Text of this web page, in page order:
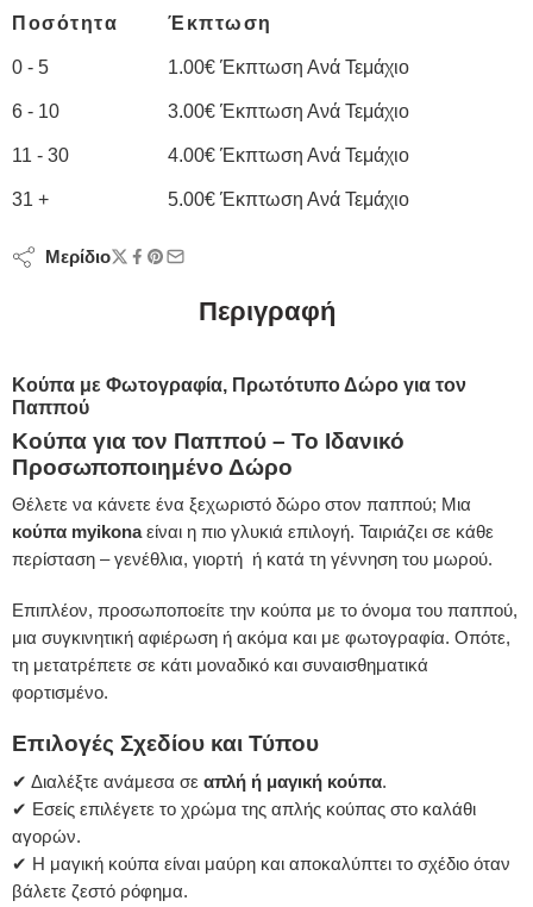
Ποσότητα Έκπτωση
0 - 5 1.00€ Έκπτωση Ανά Τεμάχιο
6 - 10 3.00€ Έκπτωση Ανά Τεμάχιο
11 - 30 4.00€ Έκπτωση Ανά Τεμάχιο
31 + 5.00€ Έκπτωση Ανά Τεμάχιο
Μερίδιο
Περιγραφή
Κούπα με Φωτογραφία, Πρωτότυπο Δώρο για τον
Παππού
Κούπα για τον Παππού – Το Ιδανικό
Προσωποποιημένο Δώρο
Θέλετε να κάνετε ένα ξεχωριστό δώρο στον παππού; Μια
κούπα myikonaείναι η πιο γλυκιά επιλογή. Ταιριάζει σε κάθε
περίσταση – γενέθλια, γιορτή ή κατά τη γέννηση του μωρού.
Επιπλέον, προσωποποείτε την κούπα με το όνομα του παππού,
μια συγκινητική αφιέρωση ή ακόμα και με φωτογραφία. Οπότε,
τη μετατρέπετε σε κάτι μοναδικό και συναισθηματικά
φορτισμένο.
Επιλογές Σχεδίου και Τύπου
✔ Διαλέξτε ανάμεσα σε απλή ή μαγική κούπα.
✔ Εσείς επιλέγετε το χρώμα της απλής κούπας στο καλάθι
αγορών.
✔ Η μαγική κούπα είναι μαύρη και αποκαλύπτει το σχέδιο όταν
βάλετε ζεστό ρόφημα.